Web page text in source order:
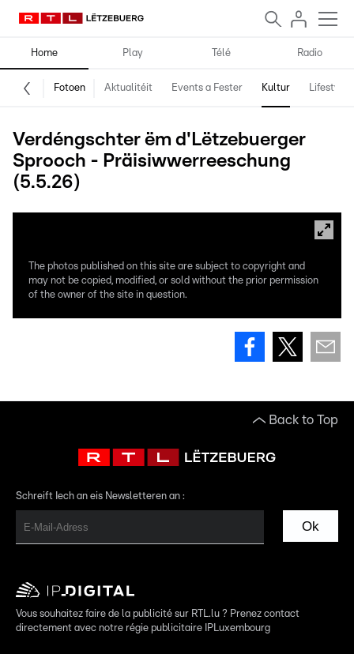
Home Play Télé Radio
Fotoen Aktualitéit Events a Fester Kultur Lifestyle
Verdéngschter ëm d'Lëtzebuerger
Sprooch - Präisiwwerreeschung
(5.5.26)
The photos published on this site are subject to copyright and
may not be copied, modified, or sold without the prior permission
of the owner of the site in question.
Back to Top
Schreift Iech an eis Newsletteren an :
Ok
Vous souhaitez faire de la publicité sur RTL.lu ? Prenez contact
directement avec notre régie publicitaire IPLuxembourg